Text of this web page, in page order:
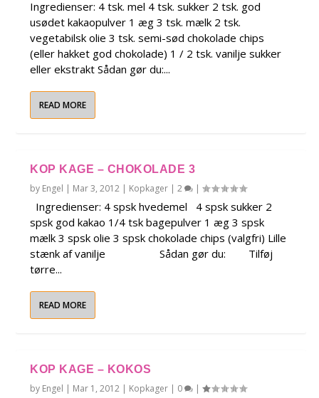
Ingredienser: 4 tsk. mel 4 tsk. sukker 2 tsk. god
usødet kakaopulver 1 æg 3 tsk. mælk 2 tsk.
vegetabilsk olie 3 tsk. semi-sød chokolade chips
(eller hakket god chokolade) 1 / 2 tsk. vanilje sukker
eller ekstrakt Sådan gør du:...
READ MORE
KOP KAGE – CHOKOLADE 3
by Engel | Mar 3, 2012 | Kopkager |2 |
Ingredienser: 4 spsk hvedemel 4 spsk sukker 2
spsk god kakao 1/4 tsk bagepulver 1 æg 3 spsk
mælk 3 spsk olie 3 spsk chokolade chips (valgfri) Lille
stænk af vanilje Sådan gør du: Tilføj
tørre...
READ MORE
KOP KAGE – KOKOS
by Engel | Mar 1, 2012 | Kopkager | 0 |